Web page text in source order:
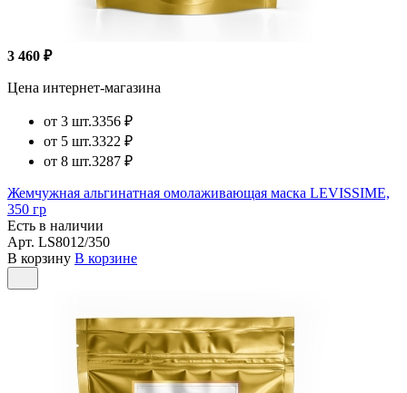
3 460 ₽
Цена интернет-магазина
от 3 шт.3356 ₽
от 5 шт.3322 ₽
от 8 шт.3287 ₽
Жемчужная альгинатная омолаживающая маска LEVISSIME,
350 гр
Есть в наличии
Арт. LS8012/350
В корзину В корзине